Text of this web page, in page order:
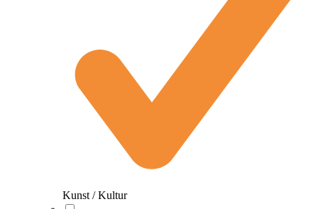
Kunst / Kultur